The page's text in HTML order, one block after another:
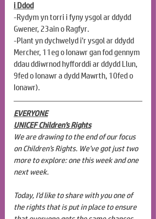
i Ddod
-Rydym yn torri i fyny ysgol ar ddydd
Gwener, 23ain o Ragfyr.
-Plant yn dychwelyd i'r ysgol ar ddydd
Mercher, 11eg o Ionawr gan fod gennym
ddau ddiwrnod hyfforddi ar ddydd Llun,
9fed o Ionawr a dydd Mawrth, 10fed o
Ionawr).
EVERYONE
UNICEF Children’s Rights
We are drawing to the end of our focus
on Children’s Rights. We’ve got just two
more to explore: one this week and one
next week.
Today, I’d like to share with you one of
the rights that is put in place to ensure